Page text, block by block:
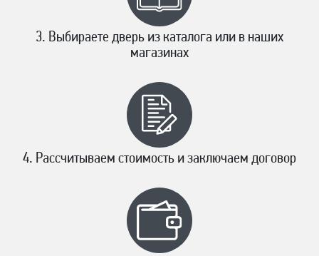
Выбираете дверь из каталога или в наших
магазинах
Рассчитываем стоимость и заключаем договор